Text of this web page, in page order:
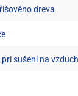
dreva
sušení na